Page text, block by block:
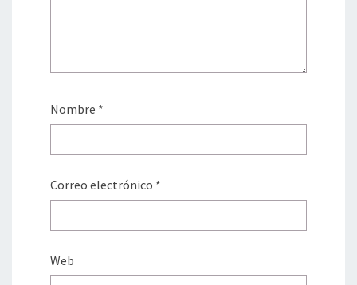
Nombre *
Correo electrónico *
Web